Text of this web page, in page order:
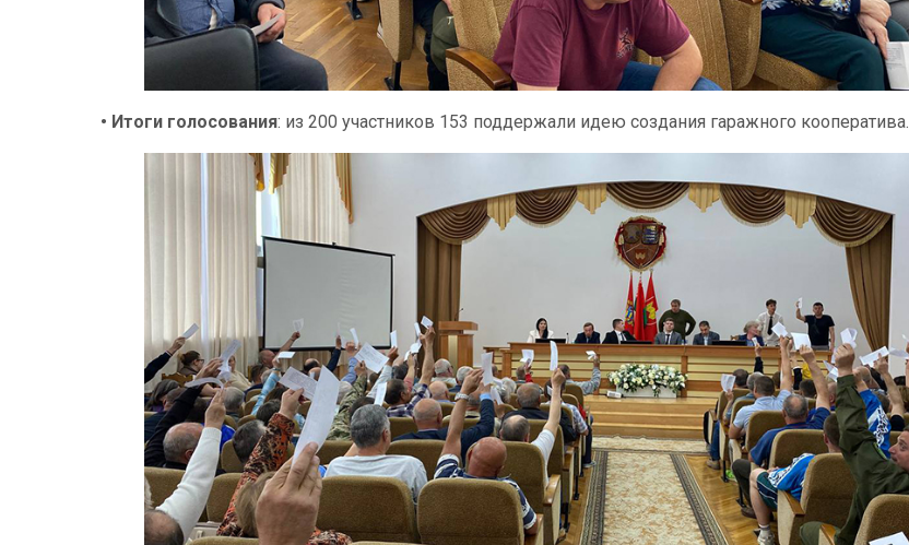
• Итоги голосования: из 200 участников 153 поддержали идею создания гаражного кооператива.